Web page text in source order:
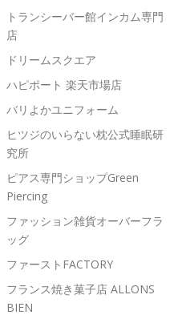
トランシーバー館インカム専門
店
ドリームスクエア
ハピポート 楽天市場店
バリよかユニフォーム
ヒツジのいらない枕公式睡眠研
究所
ピアス専門ショップGreen
Piercing
ファッション雑貨オーバーフラ
ッグ
ファーストFACTORY
フランス焼き菓子店 ALLONS
BIEN